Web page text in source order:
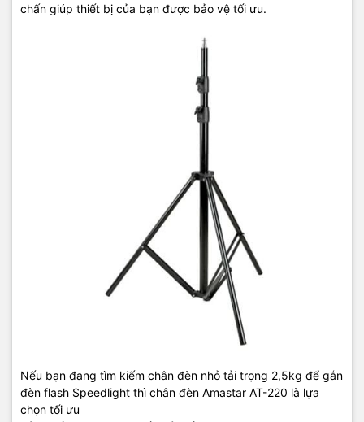
chấn giúp thiết bị của bạn được bảo vệ tối ưu.
Nếu bạn đang tìm kiếm chân đèn nhỏ tải trọng 2,5kg để gắn
đèn flash Speedlight thì chân đèn Amastar AT-220 là lựa
chọn tối ưu